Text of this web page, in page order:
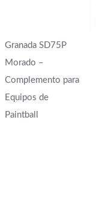
Granada SD75P
Morado –
Complemento para
Equipos de
Paintball